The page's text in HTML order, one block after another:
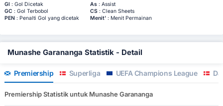
Gl : Gol Dicetak As: Assist
GC : Gol Terbobol CS: Clean Sheets
PEN: Penalti Gol yang dicetak Menit': Menit Permainan
Munashe Garananga Statistik - Detail
Premiership Superliga UEFA Champions League
Premiership Statistik untuk Munashe Garananga